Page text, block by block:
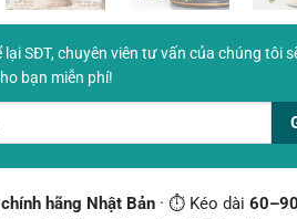
lại SĐT, chuyên viên tư vấn của chúng tôi
bạn miễn phí!
hãng Nhật Bản · ⏱️ Kéo dài